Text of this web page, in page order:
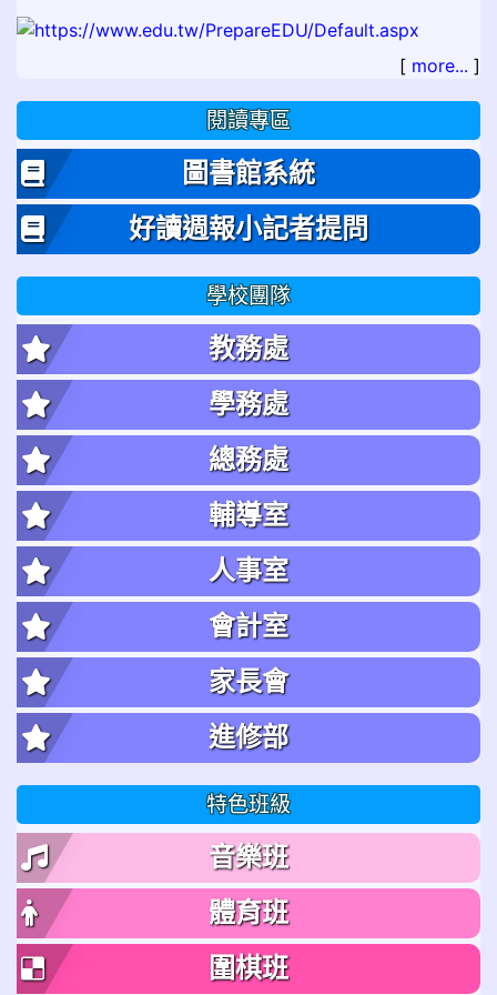
[ more... ]
閱讀專區
圖書館系統
好讀週報小記者提問
學校團隊
教務處
學務處
總務處
輔導室
人事室
會計室
家長會
進修部
特色班級
音樂班
體育班
圍棋班